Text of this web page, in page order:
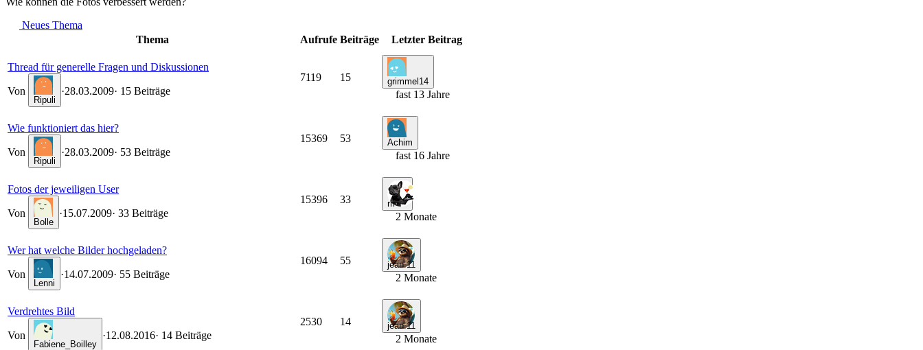
Neues Thema
Thema
Aufrufe Beiträge Letzter Beitrag
Thread für generelle Fragen und Diskussionen
Von
Ripuli
·28.03.2009· 15 Beiträge
7119 15 grimmel14
fast 13 Jahre
Wie funktioniert das hier?
Von
Ripuli
·28.03.2009· 53 Beiträge
15369 53 Achim
fast 16 Jahre
Fotos der jeweiligen User
Von
Bolle
·15.07.2009· 33 Beiträge
15396 33 rrr
2 Monate
Wer hat welche Bilder hochgeladen?
Von
Lenni
·14.07.2009· 55 Beiträge
16094 55 jean.11
2 Monate
Verdrehtes Bild
Von
Fabiene_Boilley
·12.08.2016· 14 Beiträge
2530 14 jean.11
2 Monate